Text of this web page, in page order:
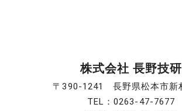
株式会社 長野技研
〒390-1241 長野県松本市新
TEL：0263-47-7677